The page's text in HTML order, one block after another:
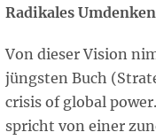
Radikales Umdenken
Von dieser Vision
jüngsten Buch
crisis of global
spricht von einer